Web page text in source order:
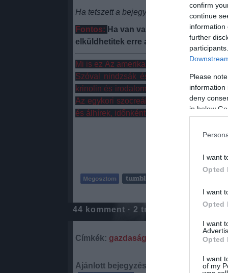
confirm
continue
information
further
Please
information
deny
in below
I want
Opted
I want
Opted
I want
Opted
I want
of my
Ha tetszett a bejegyzés, megköszönjük,
Fontos: Ha van valami, amit szívesen
elküldhetitek erre a címre:
Mi is ez Az amerikai fiú? Néhány kölyök
Szóval nindzsák és dobócsillagok,
krinolin és irodalom, némi mágikus
Az egykori szocreál, vöröscsillagos
és álhírek, időnként.
44 komment · 2 trackback
Címkék: gazdaság magyarország
Ajánlott bejegyzések: